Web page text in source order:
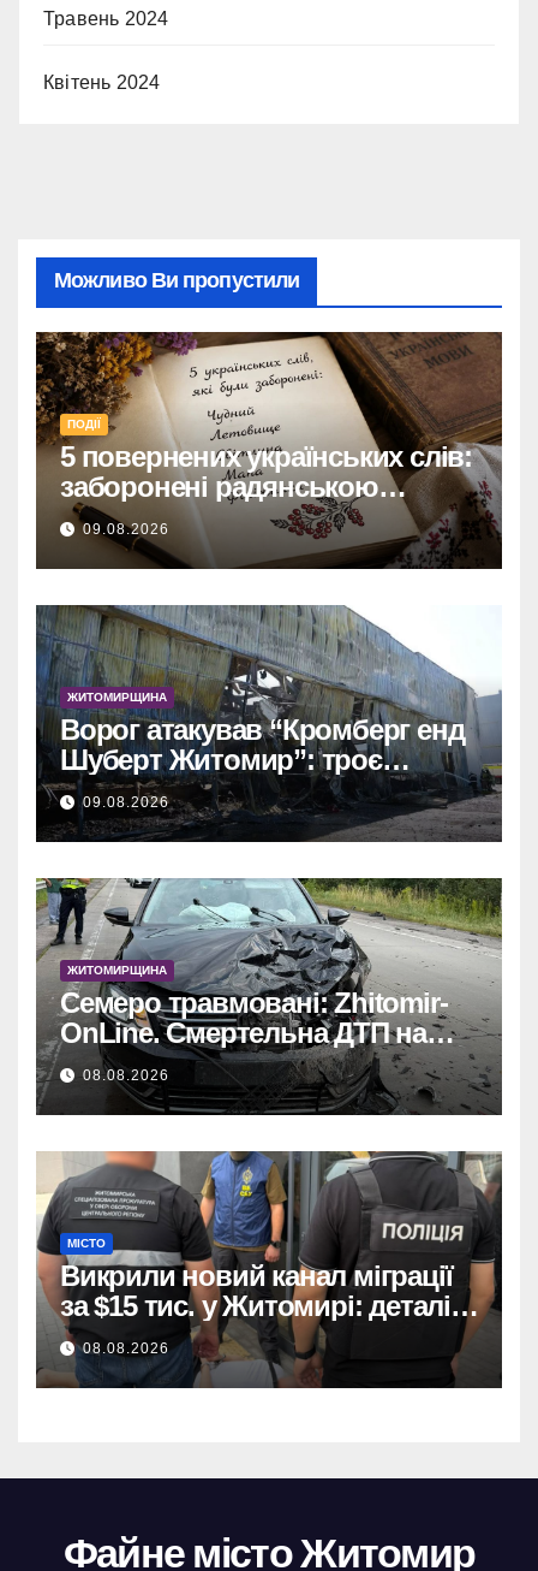
Травень 2024
Квітень 2024
Можливо Ви пропустили
ПОДІЇ
5 повернених українських слів:
заборонені радянською
владою, але нині живі
09.08.2026
ЖИТОМИРЩИНА
Ворог атакував “Кромберг енд
Шуберт Житомир”: троє
постраждалих.
09.08.2026
ЖИТОМИРЩИНА
Семеро травмовані: Zhitomir-
OnLine. Смертельна ДТП на
трасі, деталі аварії.
08.08.2026
МІСТО
Викрили новий канал міграції
за $15 тис. у Житомирі: деталі
розслідування
08.08.2026
Файне місто Житомир